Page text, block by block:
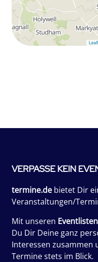
VERPASSE KEIN
termine.de bietet Dir
Veranstaltungen/
Mit unseren Eventlisten
Du Dir Deine ganz
Interessen zusammen
Termine stets im Blick.